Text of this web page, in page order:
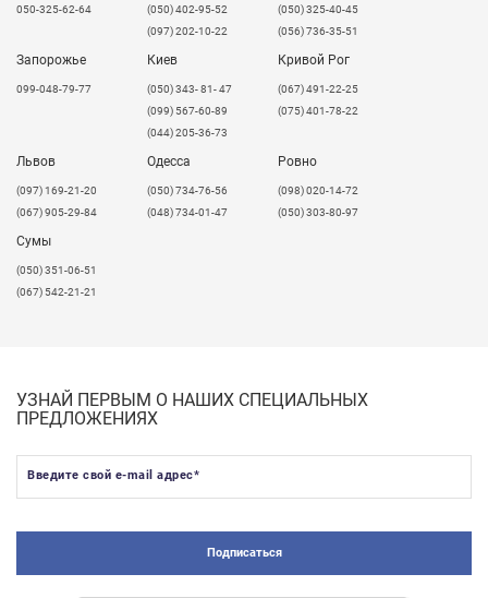
идентичности видов свечения комплектов
В нашем ассортименте есть блоки питания Mean Well
как для внешнего использования, так и для
использования внутри помещений.
- блоки питания невлагозащищенные для
использованиявнутри помещений, что не
пригодны для внешнего использования.
IP67- влагозащищенные блоки питания для
050-325-62-64
(050) 402-95-52
(097) 202-10-22
(050) 325-40-45
(056) 736-35-51
Запорожье
099-048-79-77
Киев
(050) 343- 81- 47
(099) 567-60-89
(044) 205-36-73
Кривой Рог
(067) 491-22-25
(075) 401-78-22
Львов
​(097) 169-21-20
(067) 905-29-84
Одесса
(050) 734-76-56
(048) 734-01-47
Ровно
(098) 020-14-72
(050) 303-80-97
Сумы
(050) 351-06-51
(067) 542-21-21
УЗНАЙ ПЕРВЫМ О НАШИХ СПЕЦИАЛЬНЫХ
ПРЕДЛОЖЕНИЯХ
Введите свой e-mail адрес*
Подписаться